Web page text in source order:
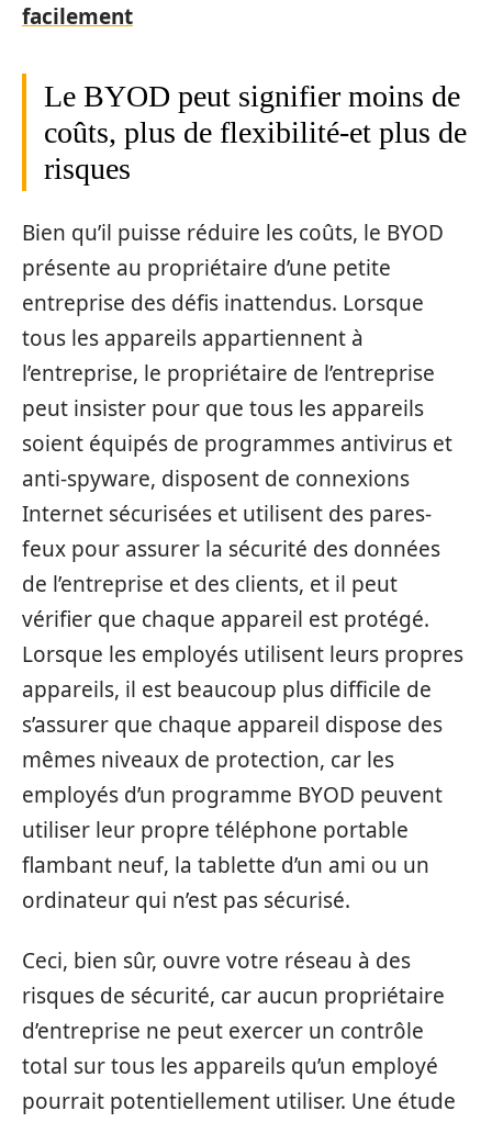
facilement
Le BYOD peut signifier moins de
coûts, plus de flexibilité-et plus de
risques
Bien qu’il puisse réduire les coûts, le BYOD
présente au propriétaire d’une petite
entreprise des défis inattendus. Lorsque
tous les appareils appartiennent à
l’entreprise, le propriétaire de l’entreprise
peut insister pour que tous les appareils
soient équipés de programmes antivirus et
anti-spyware, disposent de connexions
Internet sécurisées et utilisent des pares-
feux pour assurer la sécurité des données
de l’entreprise et des clients, et il peut
vérifier que chaque appareil est protégé.
Lorsque les employés utilisent leurs propres
appareils, il est beaucoup plus difficile de
s’assurer que chaque appareil dispose des
mêmes niveaux de protection, car les
employés d’un programme BYOD peuvent
utiliser leur propre téléphone portable
flambant neuf, la tablette d’un ami ou un
ordinateur qui n’est pas sécurisé.
Ceci, bien sûr, ouvre votre réseau à des
risques de sécurité, car aucun propriétaire
d’entreprise ne peut exercer un contrôle
total sur tous les appareils qu’un employé
pourrait potentiellement utiliser. Une étude